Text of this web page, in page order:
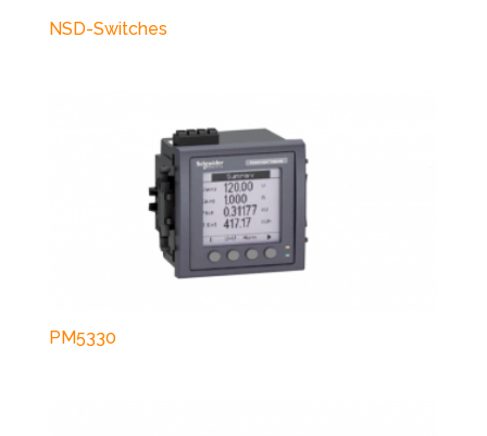
NSD-Switches
PM5330